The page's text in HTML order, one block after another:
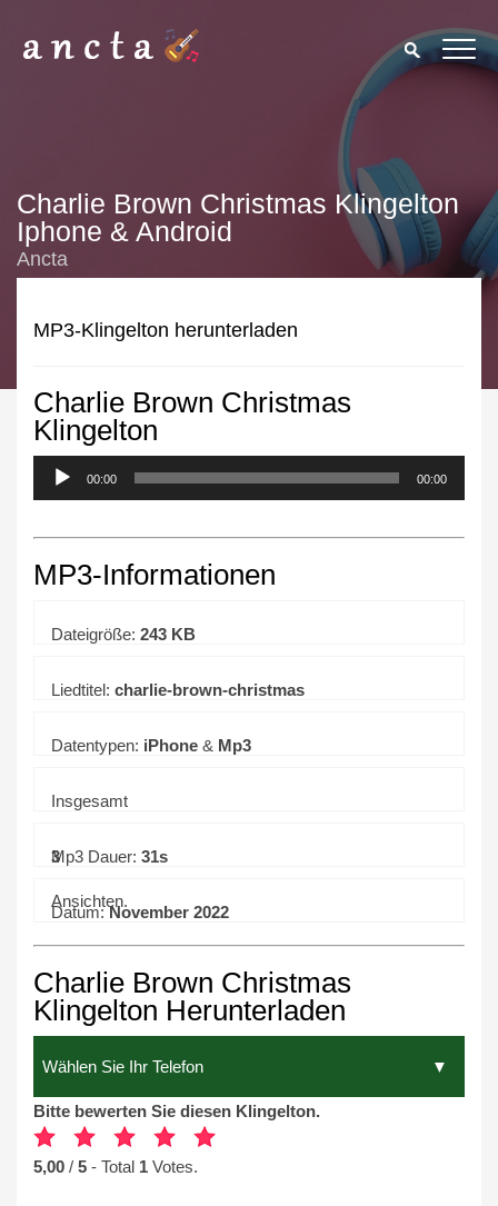
Charlie Brown Christmas Klingelton
Iphone & Android
Ancta
MP3-Klingelton herunterladen
Charlie Brown Christmas
Klingelton
00:00 00:00
MP3-Informationen
Dateigröße: 243 KB
Liedtitel: charlie-brown-christmas
Datentypen: iPhone & Mp3
Insgesamt
3
Ansichten.
Mp3 Dauer: 31s
Datum:November 2022
Charlie Brown Christmas
Klingelton Herunterladen
Bitte bewerten Sie diesen Klingelton.
5,00 / 5 - Total 1 Votes.
We use cookies to enhance your experience. By continuing to
visit this site you agree to our use of cookies.
Close